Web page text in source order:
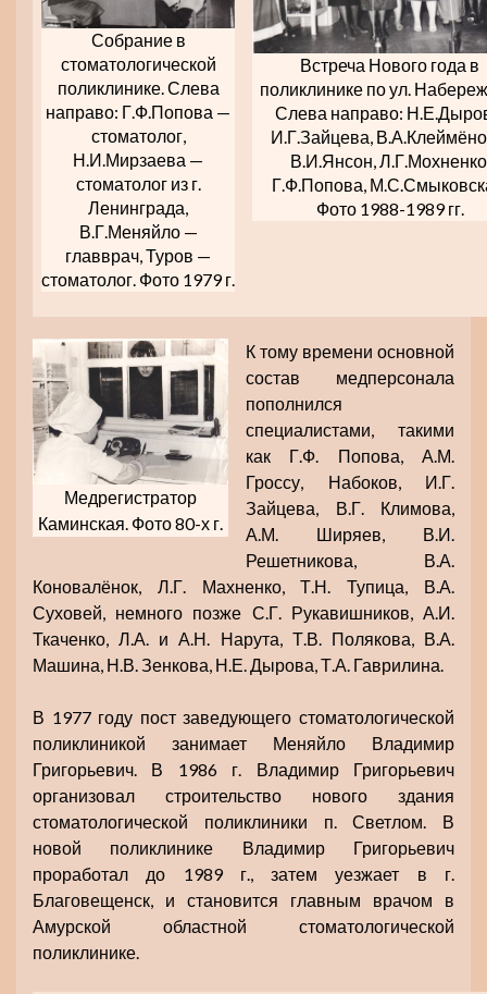
Собрание в
стоматологической
поликлинике. Слева
направо: Г.Ф.Попова —
стоматолог,
Н.И.Мирзаева —
стоматолог из г.
Ленинграда,
В.Г.Меняйло —
главврач, Туров —
стоматолог. Фото 1979 г.
Встреча Нового года в
поликлинике по ул.
Слева направо:
И.Г.Зайцева,
В.И.Янсон,
Г.Ф.Попова,
Фото 1988-1989 гг.
Медрегистратор
Каминская. Фото 80-х г.
К тому времени основной
состав медперсонала
пополнился
специалистами, такими
как Г.Ф. Попова, А.М.
Гроссу, Набоков, И.Г.
Зайцева, В.Г. Климова,
А.М. Ширяев, В.И.
Решетникова, В.А.
Коновалёнок, Л.Г. Махненко, Т.Н. Тупица, В.А.
Суховей, немного позже С.Г. Рукавишников, А.И.
Ткаченко, Л.А. и А.Н. Нарута, Т.В. Полякова, В.А.
Машина, Н.В. Зенкова, Н.Е. Дырова, Т.А. Гаврилина.
В 1977 году пост заведующего стоматологической
поликлиникой занимает Меняйло Владимир
Григорьевич. В 1986 г. Владимир Григорьевич
организовал строительство нового здания
стоматологической поликлиники п. Светлом. В
новой поликлинике Владимир Григорьевич
проработал до 1989 г., затем уезжает в г.
Благовещенск, и становится главным врачом в
Амурской областной стоматологической
поликлинике.